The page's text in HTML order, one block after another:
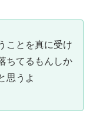
ことを真に受け
ちてるもんしか
思うよ